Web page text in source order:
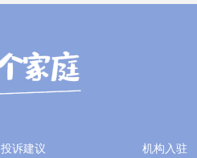
投诉建议 机构入驻